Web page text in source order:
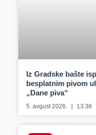
Iz Gradske bašte
besplatnim pivom
„Dane piva“
5. avgust 2026. 13:36